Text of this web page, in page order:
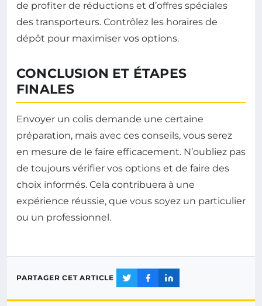
de profiter de réductions et d’offres spéciales
des transporteurs. Contrôlez les horaires de
dépôt pour maximiser vos options.
CONCLUSION ET ÉTAPES
FINALES
Envoyer un colis demande une certaine
préparation, mais avec ces conseils, vous serez
en mesure de le faire efficacement. N’oubliez pas
de toujours vérifier vos options et de faire des
choix informés. Cela contribuera à une
expérience réussie, que vous soyez un particulier
ou un professionnel.
PARTAGER CET ARTICLE